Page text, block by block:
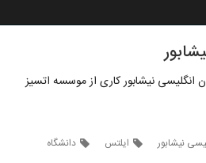
انگلیسی نیشابور کاری از موسسه اتسیز
نیشابور ایلتس دانشگاه